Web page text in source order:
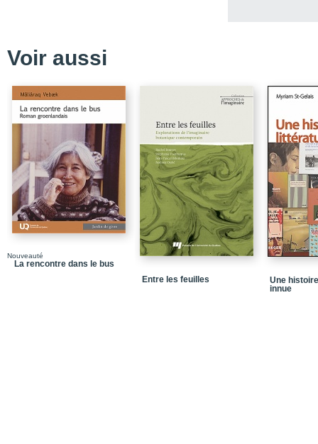
Voir aussi
Nouveauté
La rencontre dans le bus
Entre les feuilles
Une
innue